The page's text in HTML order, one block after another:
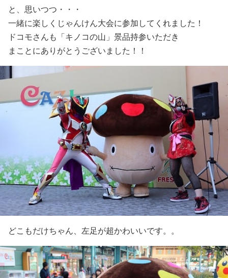
と、思いつつ・・・
一緒に楽しくじゃんけん大会に参加してくれました！
ドコモさんも「キノコの山」景品持参いただき
まことにありがとうございました！！
どこもだけちゃん、左足が超かわいいです。。